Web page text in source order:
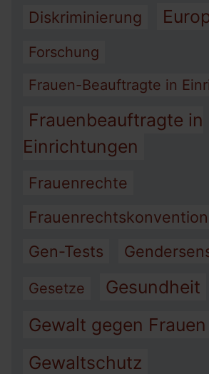
Diskriminierung
Forschung
Frauen-Beauftragte in
Frauenbeauftragte in
Einrichtungen
Frauenrechte
Frauenrechtskonvention
Gen-Tests
Gesetze Gesundheit
Gewalt gegen Frauen
Gewaltschutz